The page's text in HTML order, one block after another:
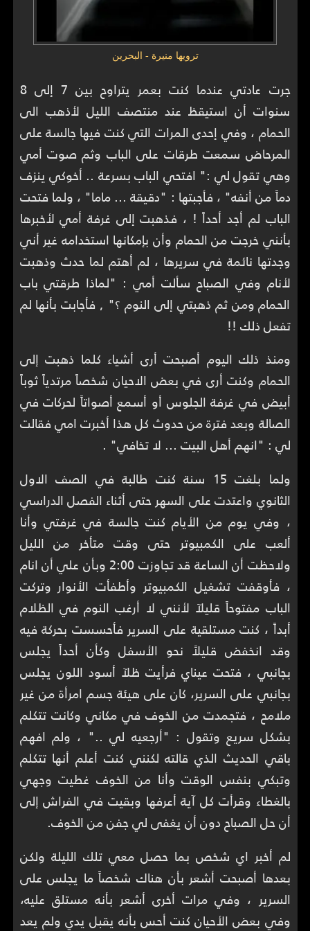
ترويها منيرة - البحرين
جرت عادتي عندما كنت بعمر يتراوح بين 7 إلى 8
سنوات أن استيقظ عند منتصف الليل لأذهب الى
الحمام ، وفي إحدى المرات التي كنت فيها جالسة على
المرحاض سمعت طرقات على الباب وثم صوت أمي
وهي تقول لي :" افتحي الباب بسرعة .. أخوكي ينزف
دماً من أنفه" ، فأجبتها : "دقيقة ... ماما" ، ولما فتحت
الباب لم أجد أحداً ! ، فذهبت إلى غرفة أمي لأخبرها
بأنني خرجت من الحمام وأن بإمكانها استخدامه غير أني
وجدتها نائمة في سريرها ، لم أهتم لما حدث وذهبت
لأنام وفي الصباح سألت أمي : "لماذا طرقتي باب
الحمام ومن ثم ذهبتي إلى النوم ؟" , فأجابت بأنها لم
تفعل ذلك !!
ومنذ ذلك اليوم أصبحت أرى أشياء كلما ذهبت إلى
الحمام وكنت أرى في بعض الاحيان شخصاً مرتدياً ثوباً
أبيض في غرفة الجلوس أو أسمع أصواتاً لحركات في
الصالة وبعد فترة من حدوث كل هذا أخبرت امي فقالت
لي : "انهم أهل البيت ... لا تخافي" .
ولما بلغت 15 سنة كنت طالبة في الصف الاول
الثانوي واعتدت على السهر حتى أثناء الفصل الدراسي
، وفي يوم من الأيام كنت جالسة في غرفتي وأنا
ألعب على الكمبيوتر حتى وقت متأخر من الليل
ولاحظت أن الساعة قد تجاوزت 2:00 وبأن علي أن انام
، فأوقفت تشغيل الكمبيوتر وأطفأت الأنوار وتركت
الباب مفتوحاً قليلآ لأنني لا أرغب النوم في الظلام
أبداً ، كنت مستلقية على السرير فأحسست بحركة فيه
وقد انخفض قليلاً نحو الأسفل وكأن أحداً يجلس
بجانبي ، فتحت عيناي فرأيت ظلآ أسود اللون يجلس
بجانبي على السرير، كان على هيئة جسم امرأة من غير
ملامح ، فتجمدت من الخوف في مكاني وكانت تتكلم
بشكل سريع وتقول : "أرجعيه لي .." ، ولم افهم
باقي الحديث الذي قالته لكنني كنت أعلم أنها تتكلم
وتبكي بنفس الوقت وأنا من الخوف غطيت وجهي
بالغطاء وقرأت كل آية أعرفها وبقيت في الفراش إلى
أن حل الصباح دون أن يغفى لي جفن من الخوف.
لم أخبر اي شخص بما حصل معي تلك الليلة ولكن
بعدها أصبحت أشعر بأن هناك شخصاً ما يجلس على
السرير ، وفي مرات أخرى أشعر بأنه مستلق عليه،
وفي بعض الأحيان كنت أحس بأنه يقبل يدي ولم يعد